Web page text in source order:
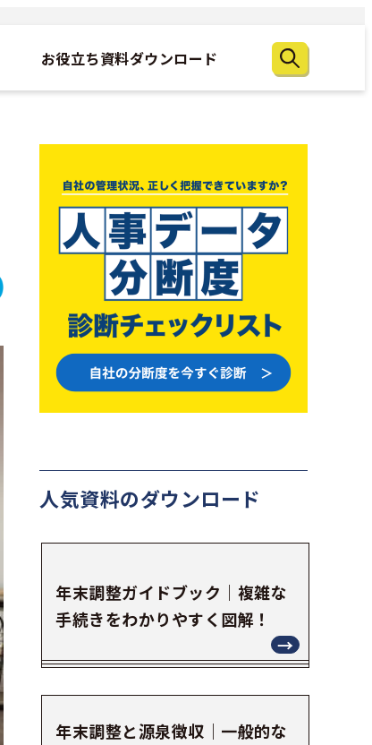
お役立ち資料ダウンロード
人気資料のダウンロード
年末調整ガイドブック｜複雑な
手続きをわかりやすく図解！
年末調整と源泉徴収｜一般的な